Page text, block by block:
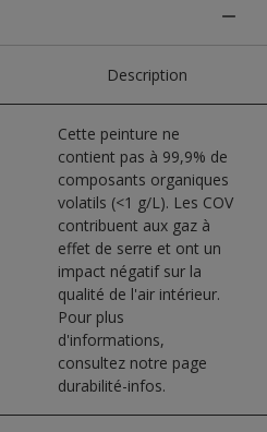
Description
Cette peinture ne
contient pas à 99,9% de
composants organiques
volatils (<1 g/L). Les COV
contribuent aux gaz à
effet de serre et ont un
impact négatif sur la
qualité de l'air intérieur.
Pour plus
d'informations,
consultez notre page
durabilité-infos.